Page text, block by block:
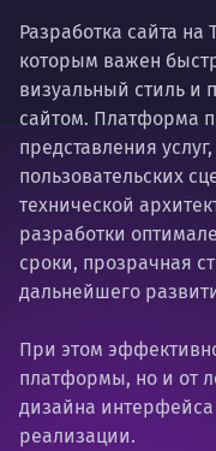
Разработка сайта
которым важен
визуальный стиль и
сайтом. Платформа
представления
пользовательских
технической
разработки
сроки, прозрачная
дальнейшего
При этом
платформы, но и от
дизайна интерфейса
реализации.